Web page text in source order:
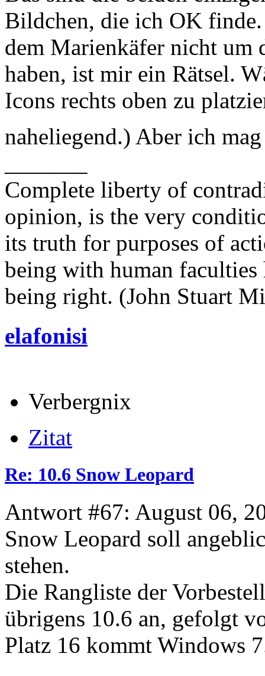
Bildchen, die ich OK
dem Marienkäfer nicht um
haben, ist mir ein Rätsel.
Icons rechts oben zu
naheliegend.) Aber ich
Complete liberty of
opinion, is the very
its truth for purposes of
being with human faculties
being right. (John Stuart
elafonisi
Verbergnix
Zitat
Re: 10.6 Snow Leopard
Antwort #67: August 06,
Snow Leopard soll
stehen.
Die Rangliste der
übrigens 10.6 an, gefolgt
Platz 16 kommt Windows